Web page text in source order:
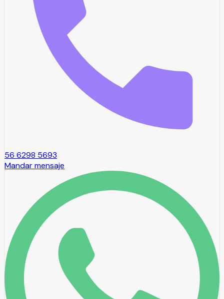
56 6298 5693
Mandar mensaje